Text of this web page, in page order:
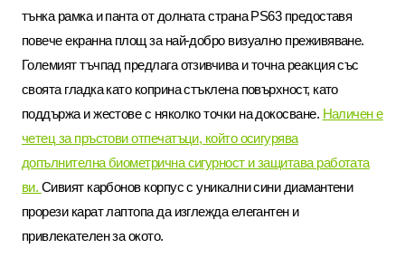
тънка рамка и панта от долната страна PS63 предоставя
повече екранна площ за най-добро визуално преживяване.
Големият тъчпад предлага отзивчива и точна реакция със
своята гладка като коприна стъклена повърхност, като
поддържа и жестове с няколко точки на докосване. Наличен е
четец за пръстови отпечатъци, който осигурява
допълнителна биометрична сигурност и защитава работата
ви. Сивият карбонов корпус с уникални сини диамантени
прорези карат лаптопа да изглежда елегантен и
привлекателен за окото.